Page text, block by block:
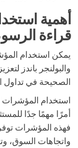
أهمية
قراءة الرسوم
والبولنجر باندز
الصحيحة في تداول
استخدام المؤشرات
أمرًا مهمًا جدًا
فهذه المؤشرات
واتجاهات السوق،